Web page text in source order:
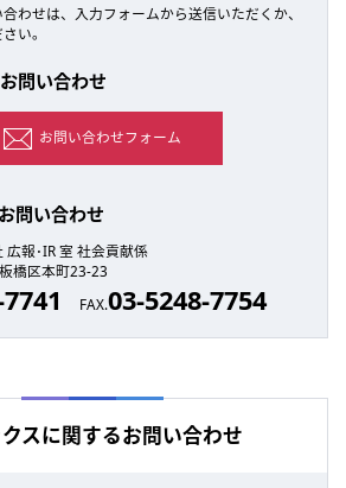
わせは、入力フォームから送信いただくか、
い。
問い合わせ
お問い合わせフォーム
問い合わせ
広報･IR 室 社会貢献係
橋区本町23-23
FAX.03-5248-7754
クスに関するお問い合わせ